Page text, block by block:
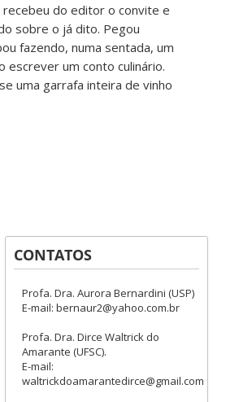
do editor o convite e
sobre o já dito. Pegou
fazendo, numa sentada, um
escrever um conto culinário.
uma garrafa inteira de vinho
CONTATOS
Profa. Dra. Aurora Bernardini (USP)
E-mail: bernaur2@yahoo.com.br
Profa. Dra. Dirce Waltrick do
Amarante (UFSC).
E-mail:
waltrickdoamarantedirce@gmail.com